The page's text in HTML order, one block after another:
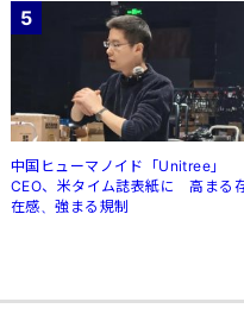
5
中国ヒューマノイド「Unitree」
CEO、米タイム誌表紙に 高まる
在感、強まる規制